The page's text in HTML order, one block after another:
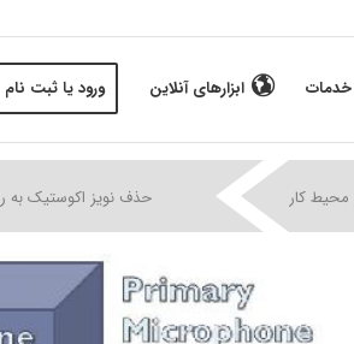
خدمات ابزارهای آنلاین ورود یا ثبت نام
| محیط کار حذف نویز اکوستیک به